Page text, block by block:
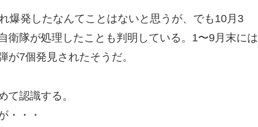
爆発したなんてことはないと思うが、でも10月3
衛隊が処理したことも判明している。1〜9月末には
7個発見されたそうだ。
て認識する。
・・・